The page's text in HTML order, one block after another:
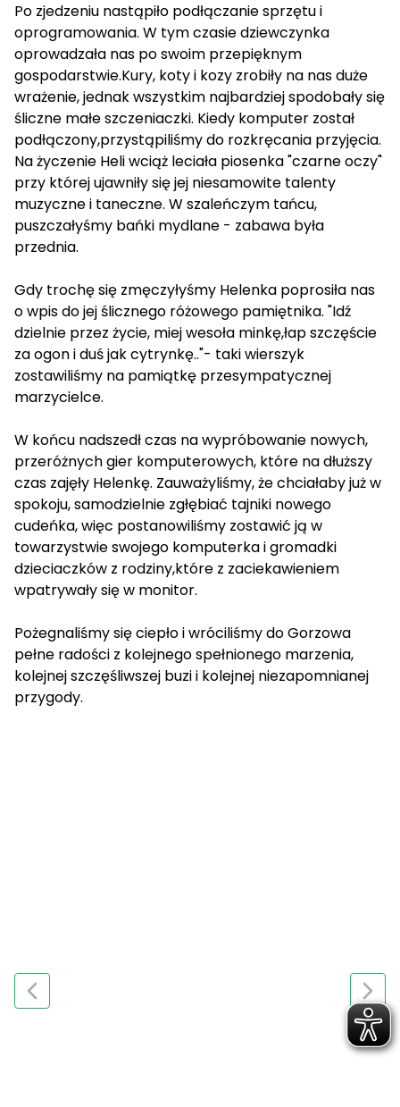
Po zjedzeniu nastąpiło podłączanie sprzętu i
oprogramowania. W tym czasie dziewczynka
oprowadzała nas po swoim przepięknym
gospodarstwie.Kury, koty i kozy zrobiły na nas duże
wrażenie, jednak wszystkim najbardziej spodobały się
śliczne małe szczeniaczki. Kiedy komputer został
podłączony,przystąpiliśmy do rozkręcania przyjęcia.
Na życzenie Heli wciąż leciała piosenka "czarne oczy"
przy której ujawniły się jej niesamowite talenty
muzyczne i taneczne. W szaleńczym tańcu,
puszczałyśmy bańki mydlane - zabawa była
przednia.
Gdy trochę się zmęczyłyśmy Helenka poprosiła nas
o wpis do jej ślicznego różowego pamiętnika. "Idź
dzielnie przez życie, miej wesoła minkę,łap szczęście
za ogon i duś jak cytrynkę.."- taki wierszyk
zostawiliśmy na pamiątkę przesympatycznej
marzycielce.
W końcu nadszedł czas na wypróbowanie nowych,
przeróżnych gier komputerowych, które na dłuższy
czas zajęły Helenkę. Zauważyliśmy, że chciałaby już w
spokoju, samodzielnie zgłębiać tajniki nowego
cudeńka, więc postanowiliśmy zostawić ją w
towarzystwie swojego komputerka i gromadki
dzieciaczków z rodziny,które z zaciekawieniem
wpatrywały się w monitor.
Pożegnaliśmy się ciepło i wróciliśmy do Gorzowa
pełne radości z kolejnego spełnionego marzenia,
kolejnej szczęśliwszej buzi i kolejnej niezapomnianej
przygody.